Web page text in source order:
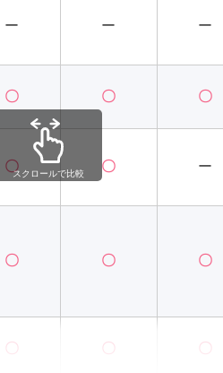
ー ー ー
〇 〇 〇
〇 〇 ー
〇 〇 〇
〇 〇 〇
スクロールで比較